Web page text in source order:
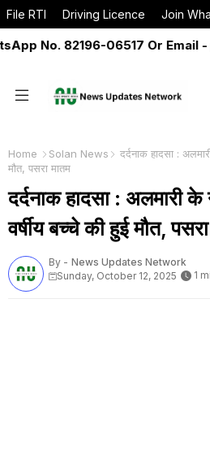
File RTI Driving Licence Join
82196-06517 Or Email -
Home Solan News
दर्दनाक हादसा :
मौत, पसरा मातम
दर्दनाक हादसा : अलमारी
वर्षीय बच्चे की हुई मौत,
By - News Updates Network
Sunday, October 12, 2025
1